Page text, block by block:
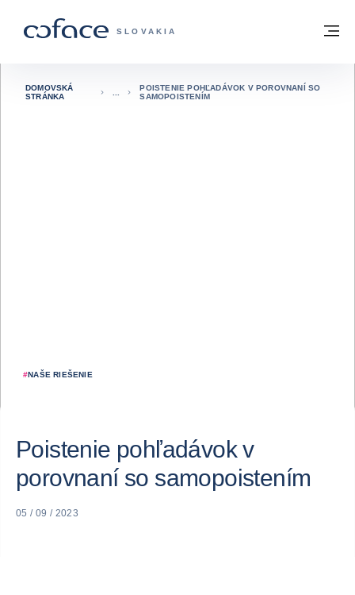
COFACE FOR TRADE - WEBOVÁ
SLOVAKIA
Späť na domovskú stránku
#NAŠE RIEŠENIE
DOMOVSKÁ
STRÁNKA
POISTENIE POHĽADÁVOK V POROVNANÍ SO
SAMOPOISTENÍM
Poistenie pohľadávok v
porovnaní so samopoistením
05 / 09 / 2023